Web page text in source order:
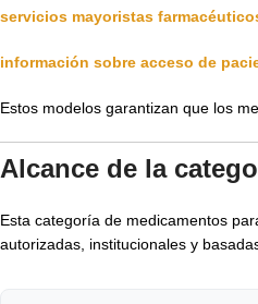
servicios mayoristas
información sobre acceso de
Estos modelos garantizan que los
Alcance de la
Esta categoría de medicamentos
autorizadas, institucionales y